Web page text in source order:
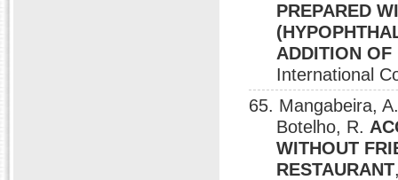
PREPARED
ADDITION OF
International
65. Mangabeira,
Botelho, R.
WITHOUT
RESTAURANT